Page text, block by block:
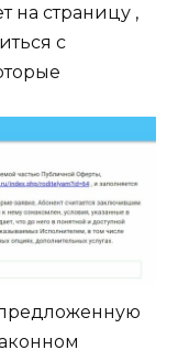
на страницу ,
с